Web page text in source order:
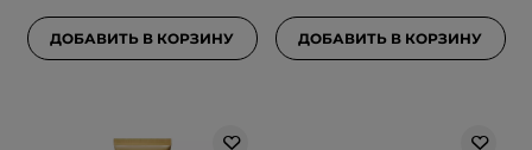
ДОБАВИТЬ В КОРЗИНУ ДОБАВИТЬ В КОРЗИНУ